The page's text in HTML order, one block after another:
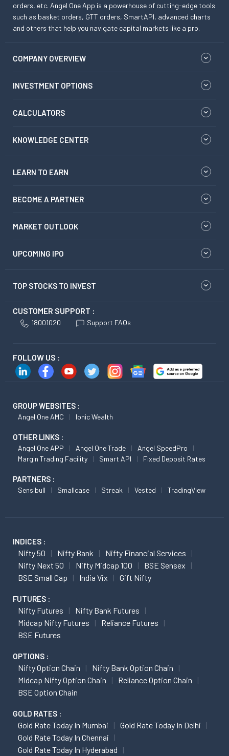
orders, etc. Angel One App is a powerhouse of cutting-edge tools
such as basket orders, GTT orders, SmartAPI, advanced charts
and others that help you navigate capital markets like a pro.
COMPANY OVERVIEW
INVESTMENT OPTIONS
CALCULATORS
KNOWLEDGE CENTER
LEARN TO EARN
BECOME A PARTNER
MARKET OUTLOOK
UPCOMING IPO
TOP STOCKS TO INVEST
CUSTOMER SUPPORT :
18001020 Support FAQs
FOLLOW US :
GROUP WEBSITES :
Angel One AMC Ionic Wealth
OTHER LINKS :
Angel One APP Angel One Trade
Angel SpeedPro
Margin Trading Facility
Smart API Fixed Deposit Rates
PARTNERS :
Sensibull Smallcase Streak Vested TradingView
INDICES :
Nifty 50 Nifty Bank
Nifty Financial Services
Nifty Next 50
Nifty Midcap 100
BSE Sensex
BSE Small Cap
India Vix Gift Nifty
FUTURES :
Nifty Futures
Nifty Bank Futures
Midcap Nifty Futures
Reliance Futures
BSE Futures
OPTIONS :
Nifty Option Chain
Nifty Bank Option Chain
Midcap Nifty Option Chain
Reliance Option Chain
BSE Option Chain
GOLD RATES :
Gold Rate Today In Mumbai
Gold Rate Today In Delhi
Gold Rate Today In Chennai
Gold Rate Today In Hyderabad